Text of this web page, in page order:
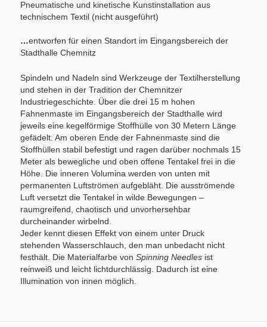
Pneumatische und kinetische Kunstinstallation aus
technischem Textil (nicht ausgeführt)
…entworfen für einen Standort im Eingangsbereich der
Stadthalle Chemnitz
Spindeln und Nadeln sind Werkzeuge der Textilherstellung
und stehen in der Tradition der Chemnitzer
Industriegeschichte. Über die drei 15 m hohen
Fahnenmaste im Eingangsbereich der Stadthalle wird
jeweils eine kegelförmige Stoffhülle von 30 Metern Länge
gefädelt. Am oberen Ende der Fahnenmaste sind die
Stoffhüllen stabil befestigt und ragen darüber nochmals 15
Meter als bewegliche und oben offene Tentakel frei in die
Höhe. Die inneren Volumina werden von unten mit
permanenten Luftströmen aufgebläht. Die ausströmende
Luft versetzt die Tentakel in wilde Bewegungen –
raumgreifend, chaotisch und unvorhersehbar
durcheinander wirbelnd.
Jeder kennt diesen Effekt von einem unter Druck
stehenden Wasserschlauch, den man unbedacht nicht
festhält. Die Materialfarbe vonSpinning Needles ist
reinweiß und leicht lichtdurchlässig. Dadurch ist eine
Illumination von innen möglich.